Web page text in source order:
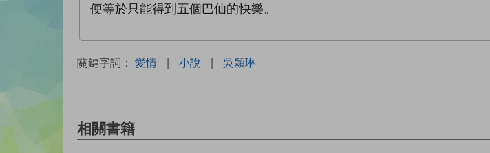
便等於只能得到五個巴仙的快樂。
關鍵字詞： 愛情 | 小說 | 吳穎琳
相關書籍